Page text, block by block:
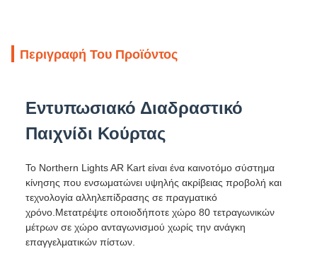
Περιγραφή Του Προϊόντος
Εντυπωσιακό Διαδραστικό
Παιχνίδι Κούρτας
Το Northern Lights AR Kart είναι ένα καινοτόμο σύστημα
κίνησης που ενσωματώνει υψηλής ακρίβειας προβολή και
τεχνολογία αλληλεπίδρασης σε πραγματικό
χρόνο.Μετατρέψτε οποιοδήποτε χώρο 80 τετραγωνικών
μέτρων σε χώρο ανταγωνισμού χωρίς την ανάγκη
επαγγελματικών πίστων.